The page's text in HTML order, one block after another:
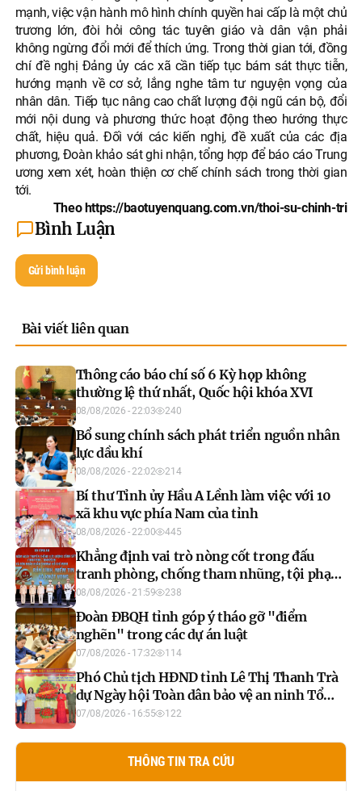
mạnh, việc vận hành mô hình chính quyền hai cấp là một chủ
trương lớn, đòi hỏi công tác tuyên giáo và dân vận phải
không ngừng đổi mới để thích ứng. Trong thời gian tới, đồng
chí đề nghị Đảng ủy các xã cần tiếp tục bám sát thực tiễn,
hướng mạnh về cơ sở, lắng nghe tâm tư nguyện vọng của
nhân dân. Tiếp tục nâng cao chất lượng đội ngũ cán bộ, đổi
mới nội dung và phương thức hoạt động theo hướng thực
chất, hiệu quả. Đối với các kiến nghị, đề xuất của các địa
phương, Đoàn khảo sát ghi nhận, tổng hợp để báo cáo Trung
ương xem xét, hoàn thiện cơ chế chính sách trong thời gian
tới.
Theo https://baotuyenquang.com.vn/thoi-su-chinh-tri
Bình Luận
Gửi bình luận
Bài viết liên quan
Thông cáo báo chí số 6 Kỳ họp không
thường lệ thứ nhất, Quốc hội khóa XVI
08/08/2026 - 22:03 240
Bổ sung chính sách phát triển nguồn nhân
lực dầu khí
08/08/2026 - 22:02 214
Bí thư Tỉnh ủy Hầu A Lềnh làm việc với 10
xã khu vực phía Nam của tỉnh
08/08/2026 - 22:00 445
Khẳng định vai trò nòng cốt trong đấu
tranh phòng, chống tham nhũng, tội phạm
kinh tế
08/08/2026 - 21:59 238
Đoàn ĐBQH tỉnh góp ý tháo gỡ "điểm
nghẽn" trong các dự án luật
07/08/2026 - 17:32 114
Phó Chủ tịch HĐND tỉnh Lê Thị Thanh Trà
dự Ngày hội Toàn dân bảo vệ an ninh Tổ
quốc năm 2026 xã Xuân Vân
07/08/2026 - 16:55 122
THÔNG TIN TRA CỨU